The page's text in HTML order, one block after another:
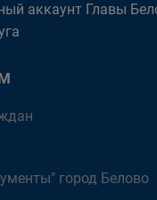
аккаунт Главы
город Белово